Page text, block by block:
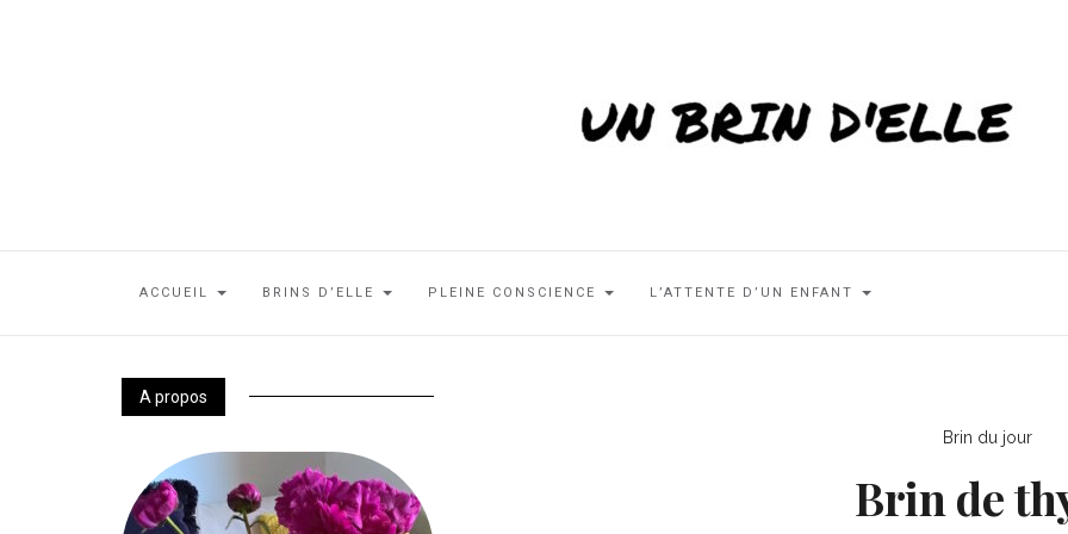
ACCUEIL BRINS D’ELLE PLEINE CONSCIENCE L’ATTENTE D’UN ENFANT
Brin du jour
Brin de
A propos